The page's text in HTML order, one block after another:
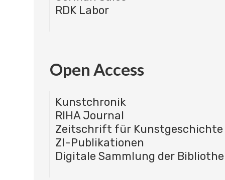
RDK Labor
Open Access
Kunstchronik
RIHA Journal
Zeitschrift für Kunstgeschichte
ZI-Publikationen
Digitale Sammlung der